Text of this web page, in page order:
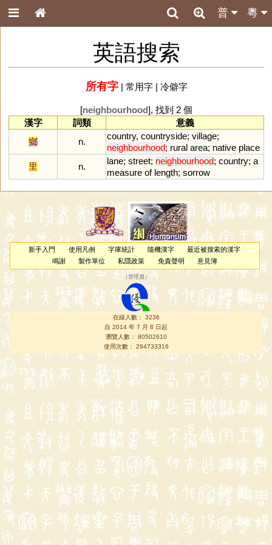
粵
普
英語搜索
所有字| 常用字| 冷僻字
[neighbourhood], 找到 2 個
漢字
詞類
意義
鄉
n.
country, countryside; village;
neighbourhood; rural area; native place
里
n.
lane; street; neighbourhood; country; a
measure of length; sorrow
新手入門 使用凡例 字庫統計 隨機漢字
最近被搜索的漢字
鳴謝
製作單位 私隱政策 免責聲明 意見簿
（管理員 ）
在線人數： 3236
自 2014 年 7 月 8 日起
瀏覽人數： 80502610
使用次數： 294733316